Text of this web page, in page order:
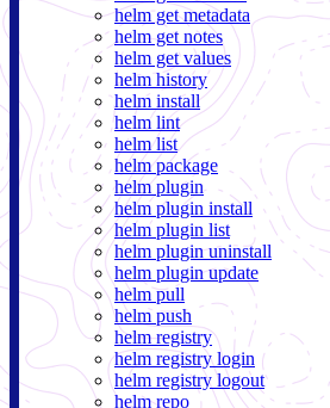
helm get metadata
helm get notes
helm get values
helm history
helm install
helm lint
helm list
helm package
helm plugin
helm plugin install
helm plugin list
helm plugin uninstall
helm plugin update
helm pull
helm push
helm registry
helm registry login
helm registry logout
helm repo